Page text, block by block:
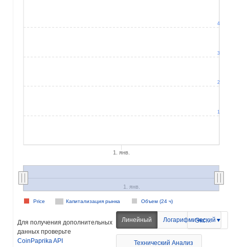
1. янв.
Капитализация рынка Объем (24 ч)
Price
1. янв.
1
2
3
4
Для получения дополнительных
данных проверьте
CoinPaprika API
Линейный Логарифмический
Экспорт
Технический Анализ